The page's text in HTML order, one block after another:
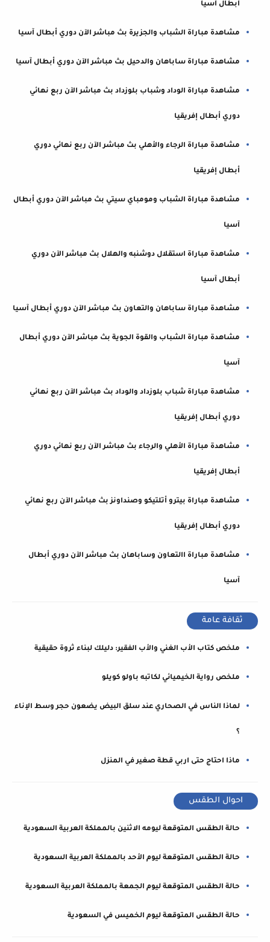
أبطال آسيا
مشاهدة مباراة الشباب والجزيرة بث مباشر الآن دوري أبطال آسيا
مشاهدة مباراة ساباهان والدحيل بث مباشر الآن دوري أبطال آسيا
مشاهدة مباراة الوداد وشباب بلوزداد بث مباشر الآن ربع نهائي
دوري أبطال إفريقيا
مشاهدة مباراة الرجاء والأهلي بث مباشر الآن ربع نهائي دوري
أبطال إفريقيا
مشاهدة مباراة الشباب ومومباي سيتي بث مباشر الآن دوري أبطال
آسيا
مشاهدة مباراة استقلال دوشنبه والهلال بث مباشر الآن دوري
أبطال آسيا
مشاهدة مباراة ساباهان والتعاون بث مباشر الآن دوري أبطال آسيا
مشاهدة مباراة الشباب والقوة الجوية بث مباشر الآن دوري أبطال
آسيا
مشاهدة مباراة شباب بلوزداد والوداد بث مباشر الآن ربع نهائي
دوري أبطال إفريقيا
مشاهدة مباراة الأهلي والرجاء بث مباشر الآن ربع نهائي دوري
أبطال إفريقيا
مشاهدة مباراة بيترو أتلتيكو وصنداونز بث مباشر الآن ربع نهائي
دوري أبطال إفريقيا
مشاهدة مباراة االتعاون وساباهان بث مباشر الآن دوري أبطال
آسيا
ثقافة عامة
ملخص كتاب الأب الغني والأب الفقير: دليلك لبناء ثروة حقيقية
ملخص رواية الخيميائي لكاتبه باولو كويلو
لماذا الناس في الصحاري عند سلق البيض يضعون حجر وسط الإناء
؟
ماذا احتاج حتى اربي قطة صغير في المنزل
احوال الطقس
حالة الطقس المتوقعة ليومه الاثنين بالمملكة العربية السعودية
حالة الطقس المتوقعة ليوم الأحد بالمملكة العربية السعودية
حالة الطقس المتوقعة ليوم الجمعة بالمملكة العربية السعودية
حالة الطقس المتوقعة ليوم الخميس في السعودية